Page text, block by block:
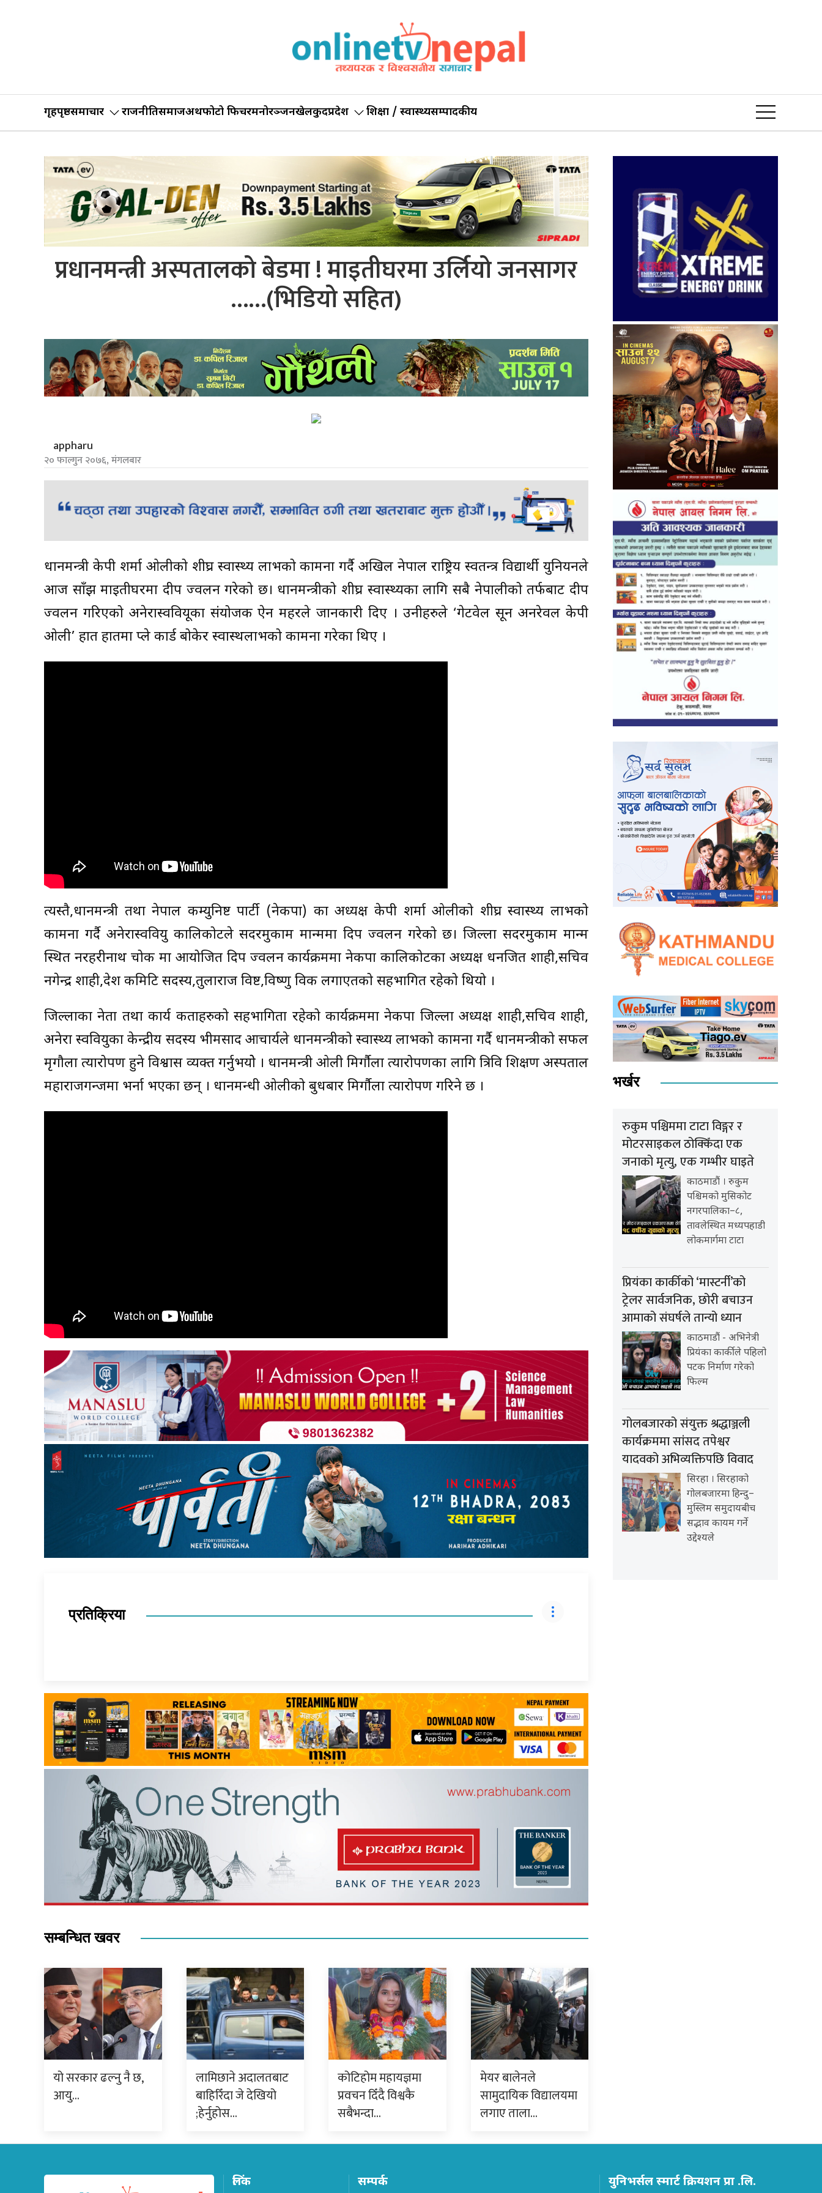
गृहपृष्ठसमाचार राजनीतिसमाजअर्थफोटो फिचरमनोरञ्जनखेलकुदप्रदेश शिक्षा / स्वास्थ्यसम्पादकीय
प्रधानमन्त्री अस्पतालको बेडमा ! माइतीघरमा उर्लियो जनसागर
……(भिडियो सहित)
appharu
२० फाल्गुन २०७६, मंगलबार
प्रधानमन्त्री केपी शर्मा ओलीको शीघ्र स्वास्थ्य लाभको कामना गर्दै अखिल नेपाल राष्ट्रिय स्वतन्त्र विद्यार्थी युनियनले
आज साँझ माइतीघरमा दीप प्रज्वलन गरेको छ। प्रधानमन्त्रीको शीघ्र स्वास्थ्यका लागि सबै नेपालीको तर्फबाट दीप
प्रज्वलन गरिएको अनेरास्ववियूका संयोजक ऐन महरले जानकारी दिए । उनीहरुले ‘गेटवेल सून अनरेवल केपी
ओली’ हात हातमा प्ले कार्ड बोकेर स्वास्थलाभको कामना गरेका थिए ।
त्यस्तै,प्रधानमन्त्री तथा नेपाल कम्युनिष्ट पार्टी (नेकपा) का अध्यक्ष केपी शर्मा ओलीको शीघ्र स्वास्थ्य लाभको
कामना गर्दै अनेरास्ववियु कालिकोटले सदरमुकाम मान्ममा दिप प्रज्वलन गरेको छ। जिल्ला सदरमुकाम मान्म
स्थित नरहरीनाथ चोक मा आयोजित दिप प्रज्वलन कार्यक्रममा नेकपा कालिकोटका अध्यक्ष धनजित शाही,सचिव
नगेन्द्र शाही,प्रदेश कमिटि सदस्य,तुलाराज विष्ट,विष्णु विक लगाएतको सहभागित रहेको थियो ।
जिल्लाका नेता तथा कार्य कताहरुको सहभागिता रहेको कार्यक्रममा नेकपा जिल्ला अध्यक्ष शाही,सचिव शाही,
अनेरा स्ववियुका केन्द्रीय सदस्य भीमप्रसाद आचार्यले प्रधानमन्त्रीको स्वास्थ्य लाभको कामना गर्दै प्रधानमन्त्रीको सफल
मृगौला प्रत्यारोपण हुने विश्वास व्यक्त गर्नुभयोे । प्रधानमन्त्री ओली मिर्गौला प्रत्यारोपणका लागि त्रिवि शिक्षण अस्पताल
महाराजगन्जमा भर्ना भएका छन् । प्रधानमन्धी ओलीको बुधबार मिर्गौला प्रत्यारोपण गरिने छ ।
प्रतिक्रिया
सम्बन्धित खवर
यो सरकार ढल्नु नै छ,
आयु…
लामिछाने अदालतबाट
बाहिरिँदा जे देखियो
;हेर्नुहोस…
कोटिहोम महायज्ञमा
प्रवचन दिँदै विश्वकै
सबैभन्दा…
मेयर बालेनले
सामुदायिक विद्यालयमा
लगाए ताला…
भर्खर
रुकुम पश्चिममा टाटा विङ्गर र
मोटरसाइकल ठोक्किँदा एक
जनाको मृत्यु, एक गम्भीर घाइते
काठमाडौं । रुकुम
पश्चिमको मुसिकोट
नगरपालिका–८,
तावलेस्थित मध्यपहाडी
लोकमार्गमा टाटा
प्रियंका कार्कीको ‘मास्टर्नी’को
ट्रेलर सार्वजनिक, छोरी बचाउन
आमाको संघर्षले तान्यो ध्यान
काठमाडौं - अभिनेत्री
प्रियंका कार्कीले पहिलो
पटक निर्माण गरेको
फिल्म
गोलबजारको संयुक्त श्रद्धाञ्जली
कार्यक्रममा सांसद तपेश्वर
यादवको अभिव्यक्तिपछि विवाद
सिरहा । सिरहाको
गोलबजारमा हिन्दु–
मुस्लिम समुदायबीच
सद्भाव कायम गर्ने
उद्देश्यले
लिंक सम्पर्क युनिभर्सल स्मार्ट क्रियशन प्रा .लि.